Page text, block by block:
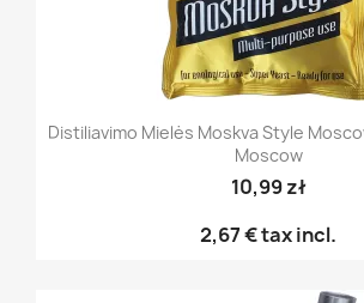
Distiliavimo Mielės Moskva Style
Moscow
10,99 zł
2,67 €tax incl.